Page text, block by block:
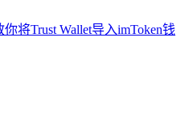
将Trust Wallet导入imToken钱